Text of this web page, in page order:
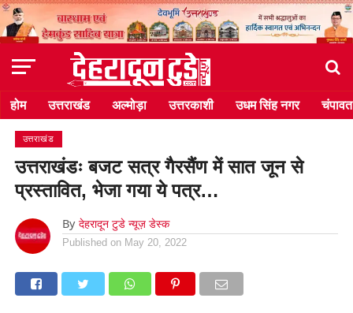
होम उत्तराखंड अल्मोड़ा उत्तरकाशी उधम सिंह नगर चंपावत
उत्तराखंड
उत्तराखंडः बजट सत्र गैरसैंण में सात जून से
प्रस्तावित, भेजा गया ये पत्र…
By देहरादून टुडे न्यूज़ डेस्क
Published on May 20, 2022